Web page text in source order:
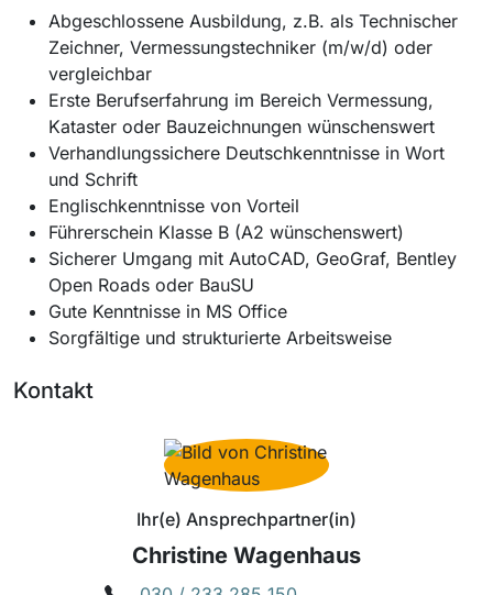
Abgeschlossene Ausbildung, z.B. als Technischer
Zeichner, Vermessungstechniker (m/w/d) oder
vergleichbar
Erste Berufserfahrung im Bereich Vermessung,
Kataster oder Bauzeichnungen wünschenswert
Verhandlungssichere Deutschkenntnisse in Wort
und Schrift
Englischkenntnisse von Vorteil
Führerschein Klasse B (A2 wünschenswert)
Sicherer Umgang mit AutoCAD, GeoGraf, Bentley
Open Roads oder BauSU
Gute Kenntnisse in MS Office
Sorgfältige und strukturierte Arbeitsweise
Kontakt
Ihr(e) Ansprechpartner(in)
Christine Wagenhaus